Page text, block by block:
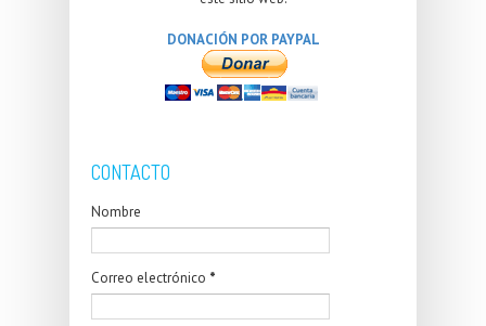
DONACIÓN POR PAYPAL
CONTACTO
Nombre
Correo electrónico *